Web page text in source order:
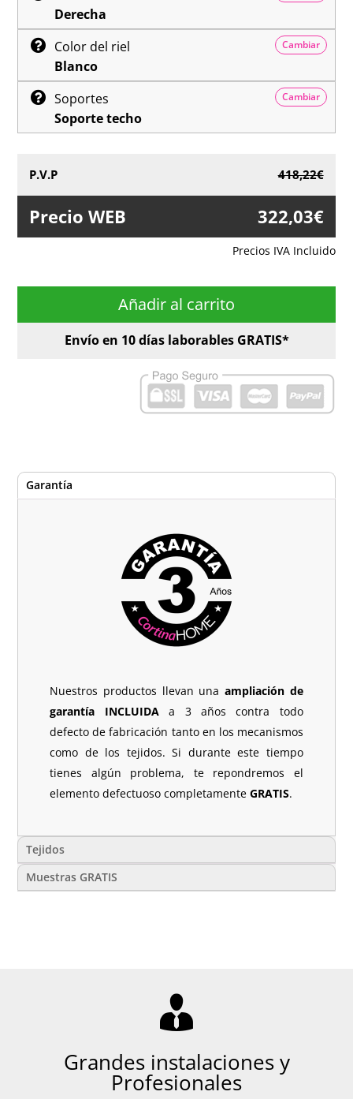
Derecha
Cambiar
Color del riel
Blanco
Cambiar
Soportes
Soporte techo
P.V.P 418,22€
Precio WEB 322,03€
Precios IVA Incluido
Añadir al carrito
Envío en 10 días laborables GRATIS*
Garantía
Nuestros productos llevan una ampliación de
garantía INCLUIDAa 3 años contra todo
defecto de fabricación tanto en los mecanismos
como de los tejidos. Si durante este tiempo
tienes algún problema, te repondremos el
elemento defectuoso completamenteGRATIS.
Tejidos
Muestras GRATIS
Grandes instalaciones y
Profesionales